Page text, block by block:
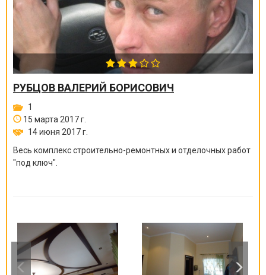
РУБЦОВ ВАЛЕРИЙ БОРИСОВИЧ
1
15 марта 2017 г.
14 июня 2017 г.
Весь комплекс строительно-ремонтных и отделочных работ
"под ключ".